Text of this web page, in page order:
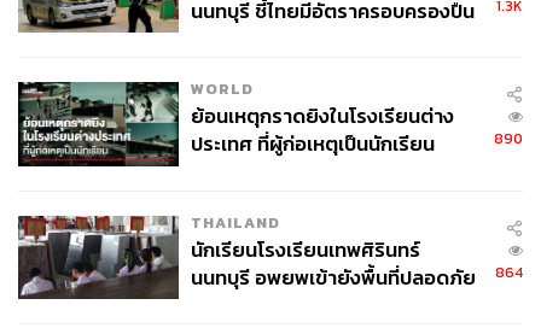
Antonio Conte
Zinédine Zidane
Massimo Carrera
448
นนทบุรี ชี้ไทยมีอัตราครอบครองปืน
1.3K
WORLD
ย้อนเหตุกราดยิงในโรงเรียนต่าง
ประเทศ ที่ผู้ก่อเหตุเป็นนักเรียน
890
THAILAND
นักเรียนโรงเรียนเทพศิรินทร์
นนทบุรี อพยพเข้ายังพื้นที่ปลอดภัย
864